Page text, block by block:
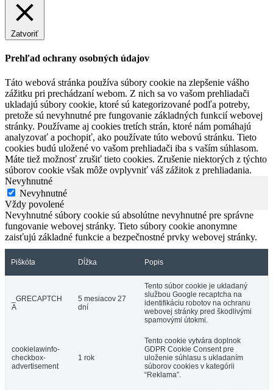
Zatvoriť
Prehľad ochrany osobných údajov
Táto webová stránka používa súbory cookie na zlepšenie vášho
zážitku pri prechádzaní webom. Z nich sa vo vašom prehliadači
ukladajú súbory cookie, ktoré sú kategorizované podľa potreby,
pretože sú nevyhnutné pre fungovanie základných funkcií webovej
stránky. Používame aj cookies tretích strán, ktoré nám pomáhajú
analyzovať a pochopiť, ako používate túto webovú stránku. Tieto
cookies budú uložené vo vašom prehliadači iba s vaším súhlasom.
Máte tiež možnosť zrušiť tieto cookies. Zrušenie niektorých z týchto
súborov cookie však môže ovplyvniť váš zážitok z prehliadania.
Nevyhnutné
Nevyhnutné
Vždy povolené
Nevyhnutné súbory cookie sú absolútne nevyhnutné pre správne
fungovanie webovej stránky. Tieto súbory cookie anonymne
zaisťujú základné funkcie a bezpečnostné prvky webovej stránky.
Piškóta Dĺžka Popis
_GRECAPTCH
A
5 mesiacov 27
dní
Tento súbor cookie je ukladaný
službou Google recaptcha na
identifikáciu robotov na ochranu
webovej stránky pred škodlivými
spamovými útokmi.
cookielawinfo-
checkbox-
advertisement
1 rok
Tento cookie vytvára doplnok
GDPR Cookie Consent pre
uloženie súhlasu s ukladaním
súborov cookies v kategórii
“Reklama”.